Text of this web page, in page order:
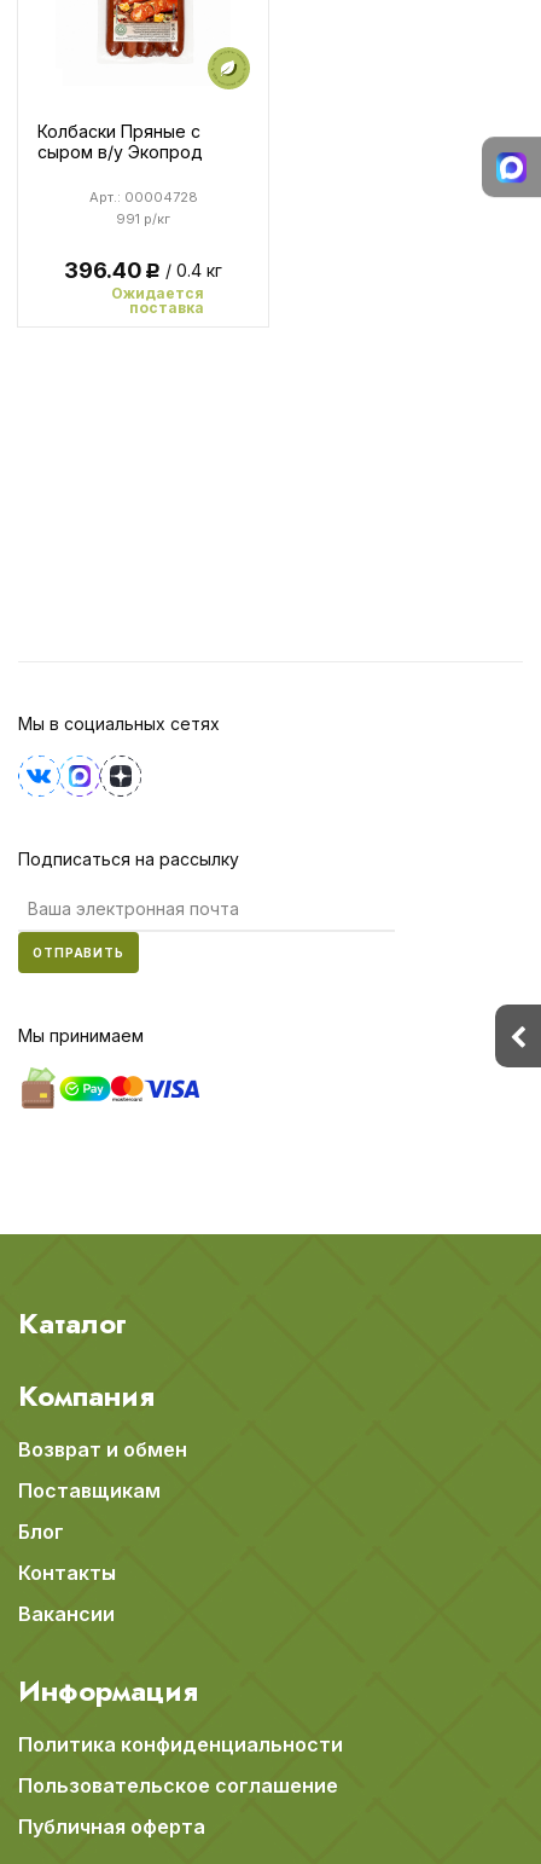
Колбаски Пряные с
сыром в/у Экопрод
991 р/кг
Арт.: 00004728
396.40Р / 0.4 кг
Ожидается
поставка
Мы в социальных сетях
Подписаться на рассылку
ОТПРАВИТЬ
Мы принимаем
Каталог
Компания
Возврат и обмен
Поставщикам
Блог
Контакты
Вакансии
Информация
Политика конфиденциальности
Пользовательское соглашение
Публичная оферта